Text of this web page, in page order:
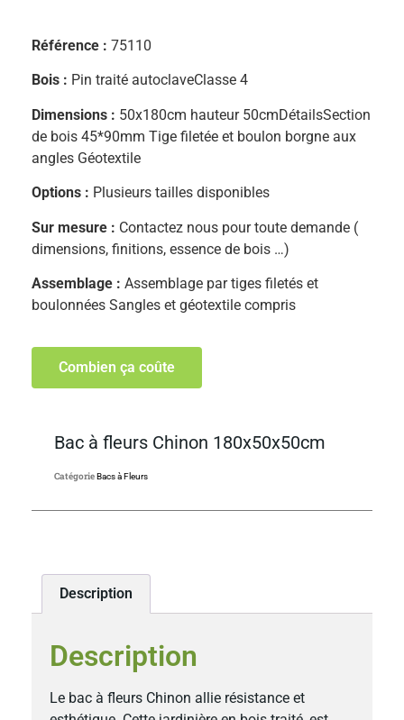
Référence : 75110
Bois : Pin traité autoclaveClasse 4
Dimensions : 50x180cm hauteur 50cmDétailsSection
de bois 45*90mm Tige filetée et boulon borgne aux
angles Géotextile
Options : Plusieurs tailles disponibles
Sur mesure : Contactez nous pour toute demande (
dimensions, finitions, essence de bois …)
Assemblage : Assemblage par tiges filetés et
boulonnées Sangles et géotextile compris
Combien ça coûte
Bac à fleurs Chinon 180x50x50cm
Catégorie Bacs à Fleurs
Description
Description
Le bac à fleurs Chinon allie résistance et